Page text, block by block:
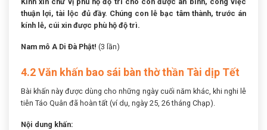
thuận lợi, tài lộc đủ đầy. Chúng con lễ bạc tâm thành, trước án
kính lễ, cúi xin được phù hộ độ trì.
Nam mô A Di Đà Phật! (3 lần)
4.2 Văn khấn bao sái bàn thờ thần Tài dịp Tết
Bài khấn này được dùng cho những ngày cuối năm khác, khi nghi lễ
tiễn Táo Quân đã hoàn tất (ví dụ, ngày 25, 26 tháng Chạp).
Nội dung khấn: